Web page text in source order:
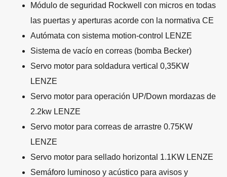
Módulo de seguridad Rockwell con micros en todas
las puertas y aperturas acorde con la normativa CE
Autómata con sistema motion-control LENZE
Sistema de vacío en correas (bomba Becker)
Servo motor para soldadura vertical 0,35KW
LENZE
Servo motor para operación UP/Down mordazas de
2.2kw LENZE
Servo motor para correas de arrastre 0.75KW
LENZE
Servo motor para sellado horizontal 1.1KW LENZE
Semáforo luminoso y acústico para avisos y